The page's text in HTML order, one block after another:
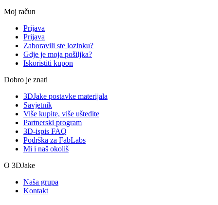
Moj račun
Prijava
Prijava
Zaboravili ste lozinku?
Gdje je moja pošiljka?
Iskoristiti kupon
Dobro je znati
3DJake postavke materijala
Savjetnik
Više kupite, više uštedite
Partnerski program
3D-ispis FAQ
Podrška za FabLabs
Mi i naš okoliš
O 3DJake
Naša grupa
Kontakt